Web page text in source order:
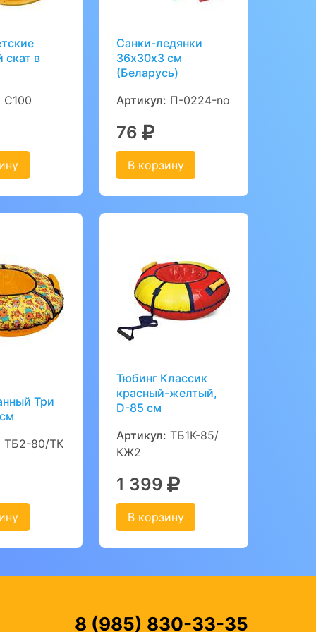
в
С100
Санки-ледянки
36х30х3 см
(Беларусь)
Артикул: П-0224-no
76
В корзину
Три
ТБ2-80/ТК
Тюбинг Классик
красный-желтый,
D-85 см
Артикул: ТБ1К-85/
КЖ2
1 399
В корзину
8 (985) 830-33-35